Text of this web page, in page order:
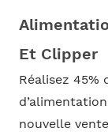
Et Clipper
Réalisez 45%
nouvelle